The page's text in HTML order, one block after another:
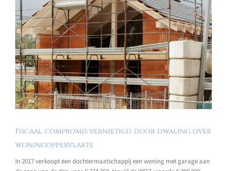
Fiscaal compromis vernietigd door dwaling over
woningoppervlakte
In 2017 verkoopt een dochtermaatschappij een woning met garage aan